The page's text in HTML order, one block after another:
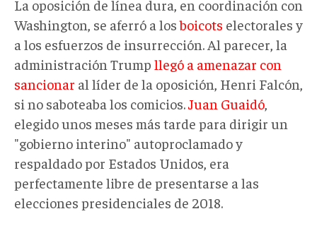
La oposición de línea dura, en coordinación con
Washington, se aferró a losboicots electorales y
a los esfuerzos de insurrección. Al parecer, la
administración Trump llegó a amenazar con
sancionar al líder de la oposición, Henri Falcón,
si no saboteaba los comicios.Juan Guaidó
elegido unos meses más tarde para dirigir un
"gobierno interino" autoproclamado y
respaldado por Estados Unidos, era
perfectamente libre de presentarse a las
elecciones presidenciales de 2018.